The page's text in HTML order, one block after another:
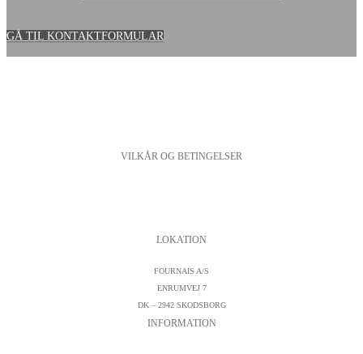
GÅ TIL KONTAKTFORMULAR
VILKÅR OG BETINGELSER
LOKATION
FOURNAIS A/S
ENRUMVEJ 7
DK – 2942 SKODSBORG
INFORMATION